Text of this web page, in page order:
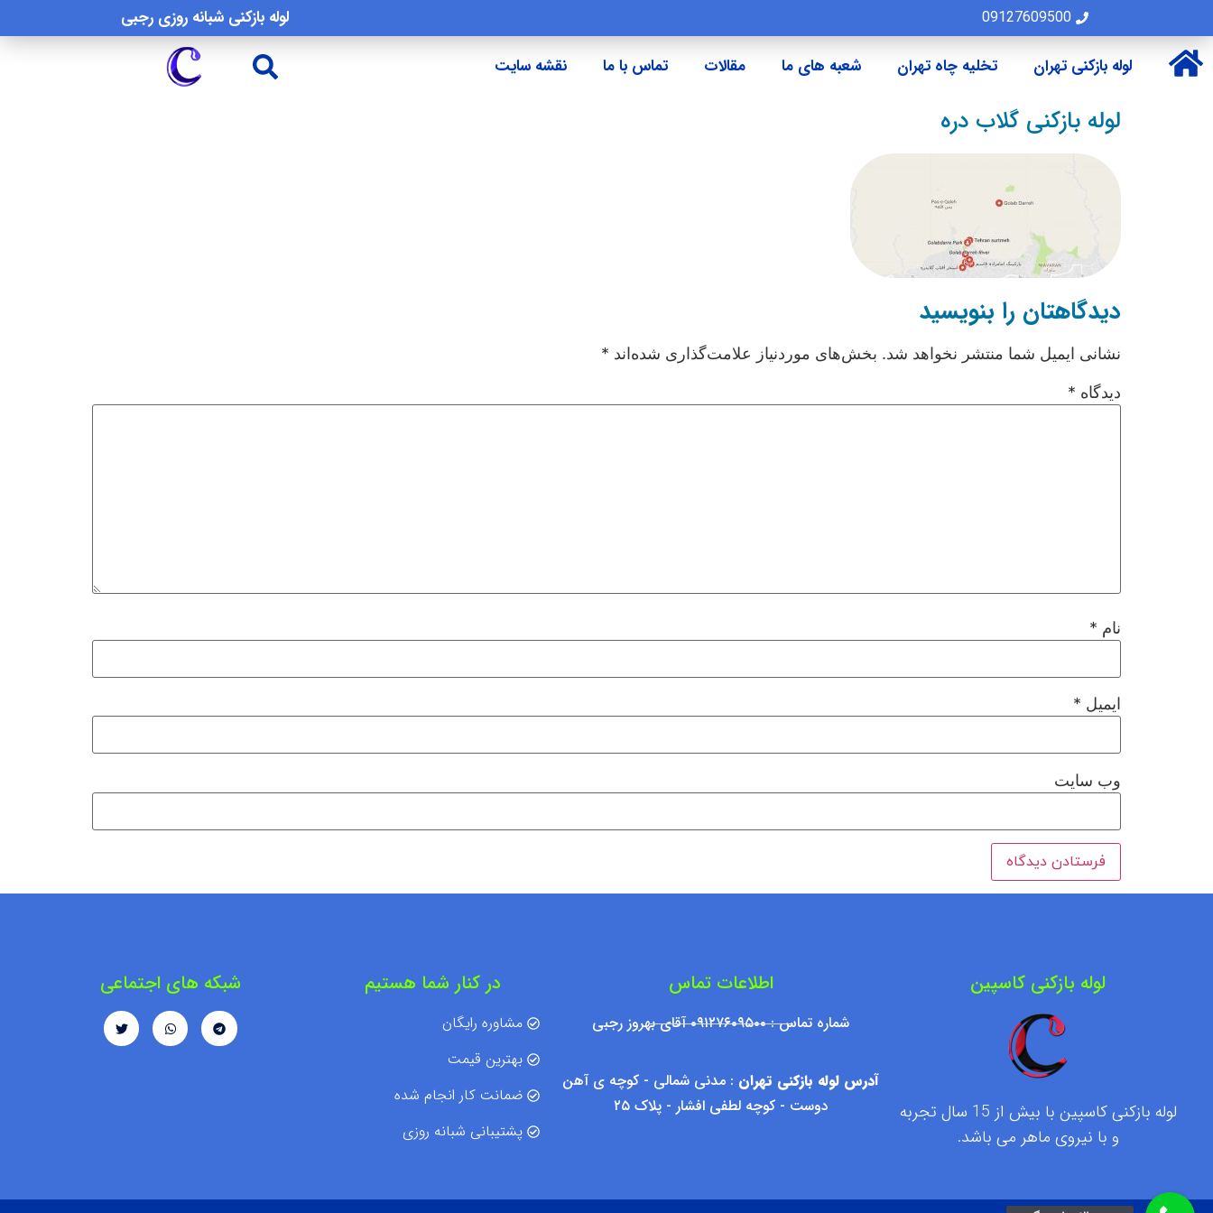
09127609500
لوله بازکنی شبانه روزی رجبی
لوله بازکنی تهران
تخلیه چاه تهران شعبه های ما مقالات تماس با ما نقشه سایت
لوله بازکنی گلاب دره
دیدگاهتان را بنویسید
نشانی ایمیل شما منتشر نخواهد شد. بخش‌های موردنیاز علامت‌گذاری شده‌اند *
دیدگاه *
نام *
ایمیل *
وب‌ سایت
لوله بازکنی کاسپین
لوله بازکنی کاسپین با بیش از 15 سال تجربه
و با نیروی ماهر می باشد.
اطلاعات تماس
شماره تماس : ۰۹۱۲۷۶۰۹۵۰۰ آقای بهروز رجبی
آدرس لوله بازکنی تهران : مدنی شمالی - کوچه ی آهن
دوست - کوچه لطفی افشار - پلاک ۲۵
در کنار شما هستیم
مشاوره رایگان
بهترین قیمت
ضمانت کار انجام شده
پشتیبانی شبانه روزی
شبکه های اجتماعی